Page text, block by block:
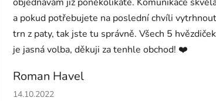
a pokud potřebujete na poslední chvíli vytrhnout
trn z paty, tak jste tu správně. Všech 5 hvězdiček
je jasná volba, děkuji za tenhle obchod! ❤️
Roman Havel
Hodnocení obchodu je 5 z 5 hvězdiček.
14.10.2022